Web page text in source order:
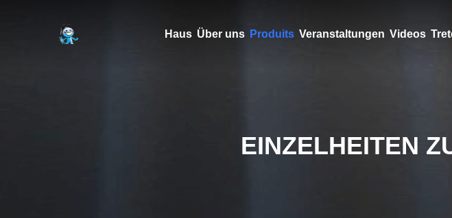
Haus Über uns Produits Veranstaltungen Videos
EINZELHEITEN